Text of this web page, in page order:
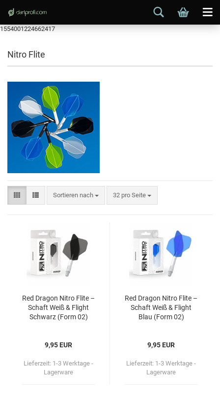
1554001224662417
Nitro Flite
Sortieren nach 32 pro Seite
Red Dra­gon Nitro Flite –
Schaft Weiß & Flight
Schwarz (Form 02)
9,95 EUR
Lieferzeit: 1-3 Werktage -
Lagerware
Red Dra­gon Nitro Flite –
Schaft Weiß & Flight
Blau (Form 02)
9,95 EUR
Lieferzeit: 1-3 Werktage -
Lagerware